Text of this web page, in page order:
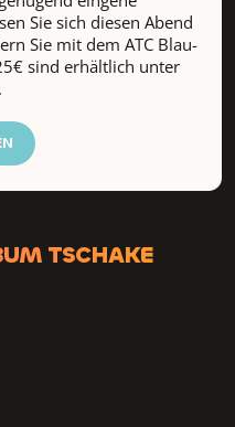
Sie sich diesen Abend
Sie mit dem ATC Blau-
sind erhältlich unter
TSCHAKE